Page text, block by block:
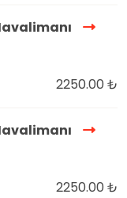
2250.00 ₺
2250.00 ₺